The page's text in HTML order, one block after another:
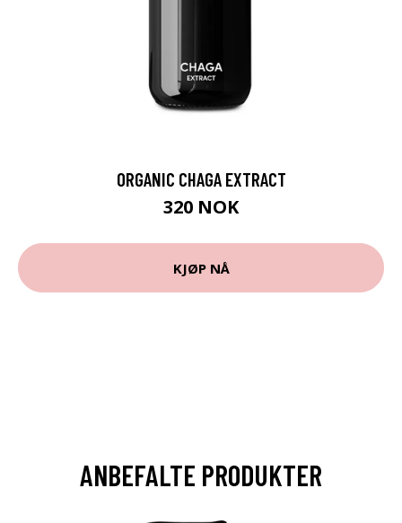
ORGANIC CHAGA EXTRACT
320 NOK
KJØP NÅ
ANBEFALTE PRODUKTER